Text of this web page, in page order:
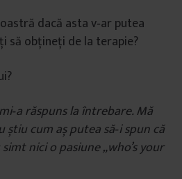
dacă asta v‑ar putea
să obţineţi de la terapie?
‑a răspuns la întrebare. Mă
știu cum aș putea să‑i spun că
nici o pasiune „who’s your